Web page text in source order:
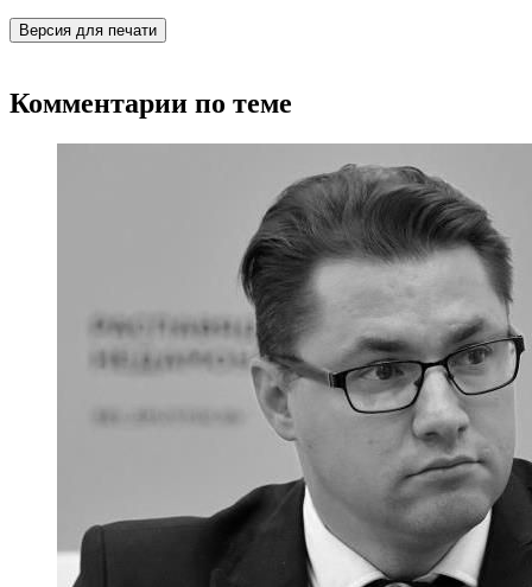
Версия для печати
Комментарии по теме